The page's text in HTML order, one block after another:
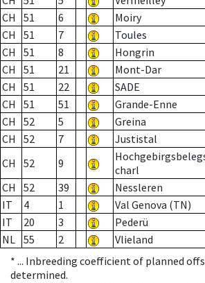
CH
51 6 Moiry
CH
51 7 Toules
CH
51 8 Hongrin
CH
51 21 Mont-Dar
CH
51 22 SADE
CH
51 51 Grande-Enne
CH
52 5 Greina
CH
52 7 Justistal
CH
52 9
charl
CH
52 39 Nessleren
IT
4 1 Val Genova (TN)
IT
20 3 Pederü
NL 55 2 Vlieland
* ... Inbreeding coefficient of planned
determined.